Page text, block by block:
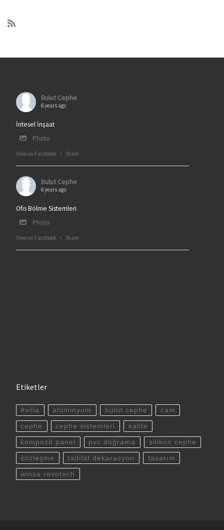
Bulut Cephe
6 years ago
İntesel İnşaat
Photo
View on Facebook · Share
Bulut Cephe
6 years ago
Ofis Bölme Sistemleri
Photo
View on Facebook · Share
Etiketler
#villa alüminyum bulut cephe cam
cephe cephe sistemleri kalite
kompozit panel pvc doğrama silikon cephe
sözleşme tadilat dekarasyon tasarım
winsa revotech